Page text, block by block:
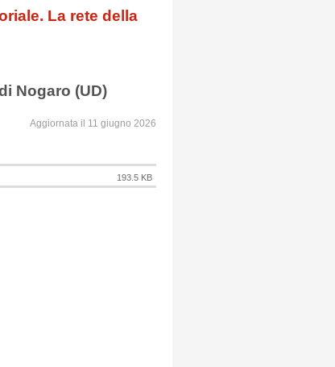
La rete della
Nogaro (UD)
Aggiornata il 11 giugno 2026
193.5 KB